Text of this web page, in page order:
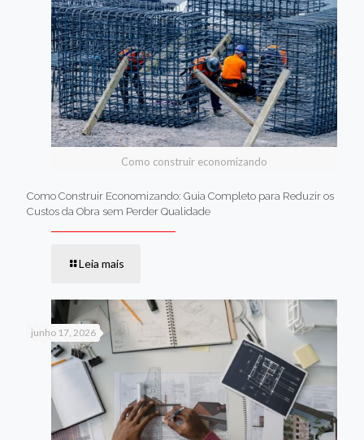
Como construir economizando
Como Construir Economizando: Guia Completo para Reduzir os
Custos da Obra sem Perder Qualidade
Leia mais
junho 17, 2026